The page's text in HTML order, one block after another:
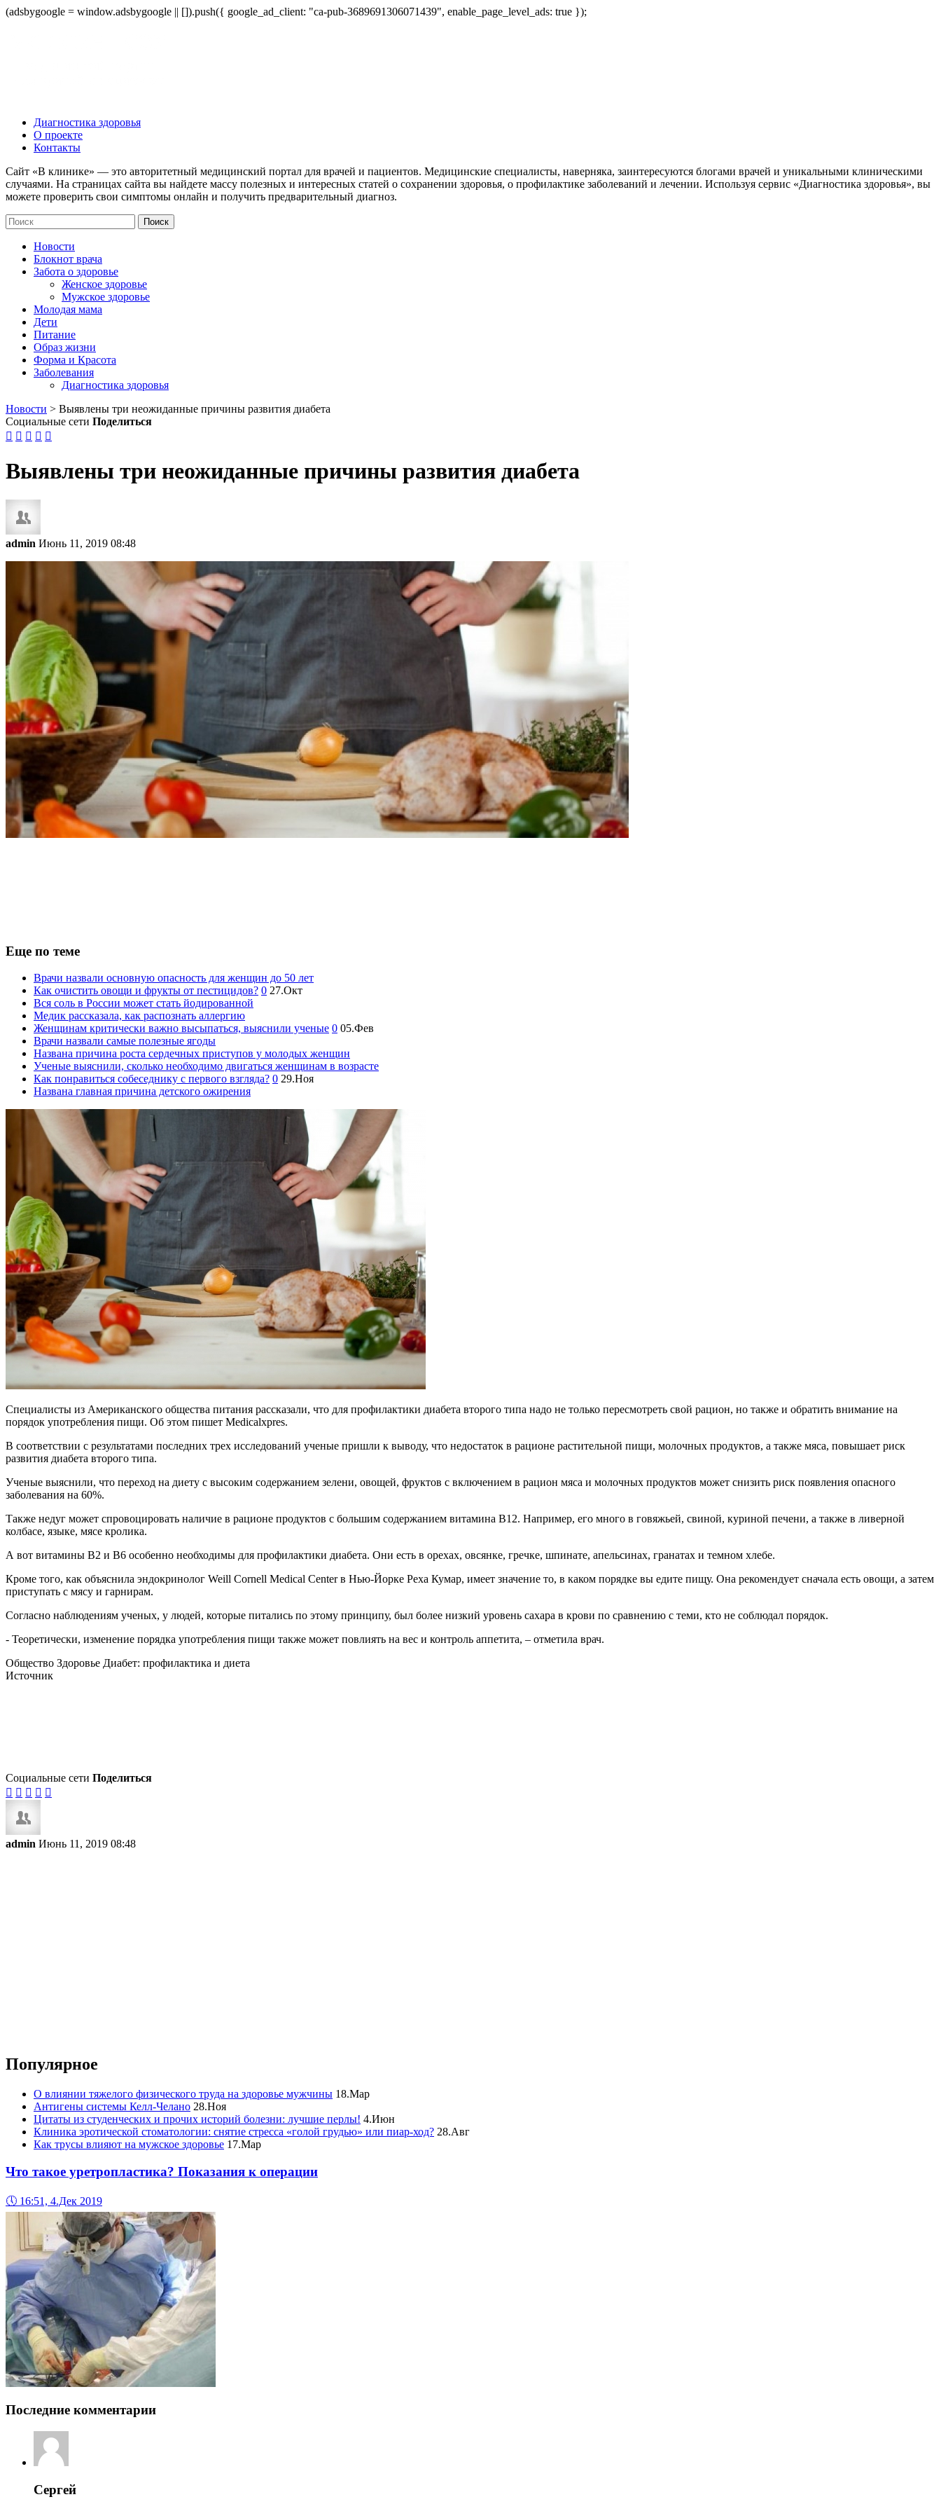
(adsbygoogle = window.adsbygoogle || []).push({ google_ad_client: "ca-pub-3689691306071439", enable_page_level_ads: true });
Диагностика здоровья
О проекте
Контакты
Сайт «В клинике» — это авторитетный медицинский портал для врачей и пациентов. Медицинские специалисты, наверняка, заинтересуются блогами врачей и уникальными клиническими
случаями. На страницах сайта вы найдете массу полезных и интересных статей о сохранении здоровья, о профилактике заболеваний и лечении. Используя сервис «Диагностика здоровья», вы
можете проверить свои симптомы онлайн и получить предварительный диагноз.
Новости
Блокнот врача
Забота о здоровье
Женское здоровье
Мужское здоровье
Молодая мама
Дети
Питание
Образ жизни
Форма и Красота
Заболевания
Диагностика здоровья
Новости > Выявлены три неожиданные причины развития диабета
Социальные сети Поделиться
    
Выявлены три неожиданные причины развития диабета
admin Июнь 11, 2019 08:48
Еще по теме
Врачи назвали основную опасность для женщин до 50 лет
Как очистить овощи и фрукты от пестицидов? 0 27.Окт
Вся соль в России может стать йодированной
Медик рассказала, как распознать аллергию
Женщинам критически важно высыпаться, выяснили ученые 0 05.Фев
Врачи назвали самые полезные ягоды
Названа причина роста сердечных приступов у молодых женщин
Ученые выяснили, сколько необходимо двигаться женщинам в возрасте
Как понравиться собеседнику с первого взгляда? 0 29.Ноя
Названа главная причина детского ожирения
Специалисты из Американского общества питания рассказали, что для профилактики диабета второго типа надо не только пересмотреть свой рацион, но также и обратить внимание на
порядок употребления пищи. Об этом пишет Medicalxpres.
В соответствии с результатами последних трех исследований ученые пришли к выводу, что недостаток в рационе растительной пищи, молочных продуктов, а также мяса, повышает риск
развития диабета второго типа.
Ученые выяснили, что переход на диету с высоким содержанием зелени, овощей, фруктов с включением в рацион мяса и молочных продуктов может снизить риск появления опасного
заболевания на 60%.
Также недуг может спровоцировать наличие в рационе продуктов с большим содержанием витамина В12. Например, его много в говяжьей, свиной, куриной печени, а также в ливерной
колбасе, языке, мясе кролика.
А вот витамины В2 и В6 особенно необходимы для профилактики диабета. Они есть в орехах, овсянке, гречке, шпинате, апельсинах, гранатах и темном хлебе.
Кроме того, как объяснила эндокринолог Weill Cornell Medical Center в Нью-Йорке Реха Кумар, имеет значение то, в каком порядке вы едите пищу. Она рекомендует сначала есть овощи, а затем
приступать с мясу и гарнирам.
Согласно наблюдениям ученых, у людей, которые питались по этому принципу, был более низкий уровень сахара в крови по сравнению с теми, кто не соблюдал порядок.
- Теоретически, изменение порядка употребления пищи также может повлиять на вес и контроль аппетита, – отметила врач.
Общество Здоровье Диабет: профилактика и диета
Источник
Социальные сети Поделиться
    
admin Июнь 11, 2019 08:48
Популярное
О влиянии тяжелого физического труда на здоровье мужчины 18.Мар
Антигены системы Келл-Челано 28.Ноя
Цитаты из студенческих и прочих историй болезни: лучшие перлы! 4.Июн
Клиника эротической стоматологии: снятие стресса «голой грудью» или пиар-ход? 28.Авг
Как трусы влияют на мужское здоровье 17.Мар
Что такое уретропластика? Показания к операции
🕔 16:51, 4.Дек 2019
Последние комментарии
Сергей